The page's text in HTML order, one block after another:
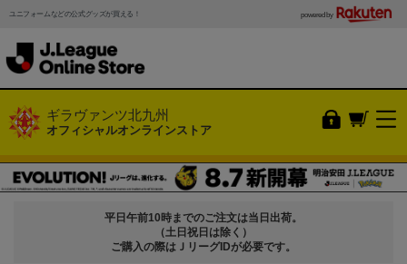
ユニフォームなどの公式グッズが買える！ powered by
ギラヴァンツ北九州
オフィシャルオンラインストア
平日午前10時までのご注文は当日出荷。
（土日祝日は除く）
ご購入の際はＪリーグIDが必要です。